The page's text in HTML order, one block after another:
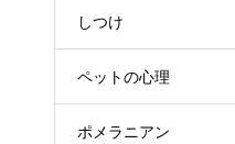
しつけ
ペットの心理
ポメラニアン